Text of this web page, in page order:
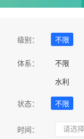
级别： 不限
体系： 不限
水利
民政
状态： 不限
时间：